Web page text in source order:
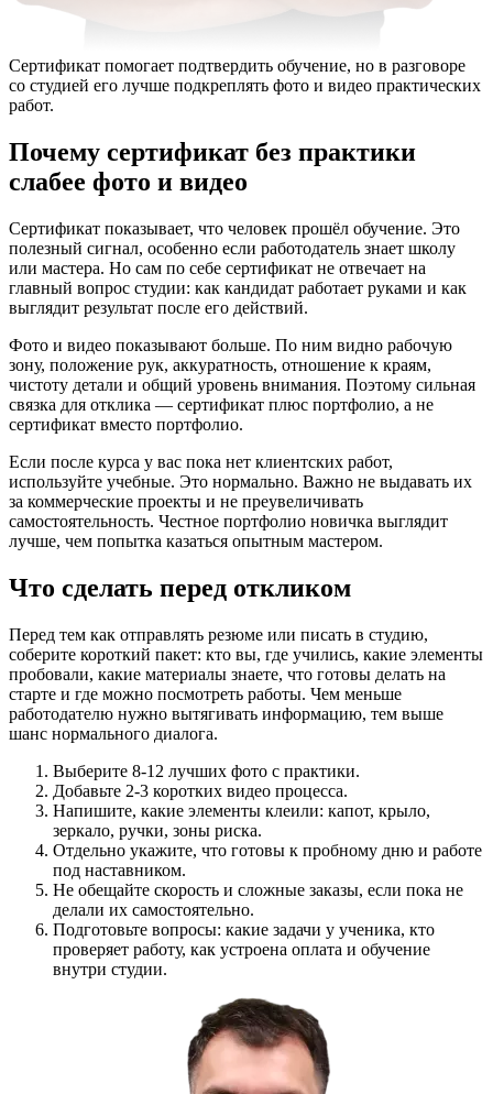
Сертификат помогает подтвердить обучение, но в разговоре
со студией его лучше подкреплять фото и видео практических
работ.
Почему сертификат без практики
слабее фото и видео
Сертификат показывает, что человек прошёл обучение. Это
полезный сигнал, особенно если работодатель знает школу
или мастера. Но сам по себе сертификат не отвечает на
главный вопрос студии: как кандидат работает руками и как
выглядит результат после его действий.
Фото и видео показывают больше. По ним видно рабочую
зону, положение рук, аккуратность, отношение к краям,
чистоту детали и общий уровень внимания. Поэтому сильная
связка для отклика — сертификат плюс портфолио, а не
сертификат вместо портфолио.
Если после курса у вас пока нет клиентских работ,
используйте учебные. Это нормально. Важно не выдавать их
за коммерческие проекты и не преувеличивать
самостоятельность. Честное портфолио новичка выглядит
лучше, чем попытка казаться опытным мастером.
Что сделать перед откликом
Перед тем как отправлять резюме или писать в студию,
соберите короткий пакет: кто вы, где учились, какие элементы
пробовали, какие материалы знаете, что готовы делать на
старте и где можно посмотреть работы. Чем меньше
работодателю нужно вытягивать информацию, тем выше
шанс нормального диалога.
Выберите 8-12 лучших фото с практики.
Добавьте 2-3 коротких видео процесса.
Напишите, какие элементы клеили: капот, крыло,
зеркало, ручки, зоны риска.
Отдельно укажите, что готовы к пробному дню и работе
под наставником.
Не обещайте скорость и сложные заказы, если пока не
делали их самостоятельно.
Подготовьте вопросы: какие задачи у ученика, кто
проверяет работу, как устроена оплата и обучение
внутри студии.